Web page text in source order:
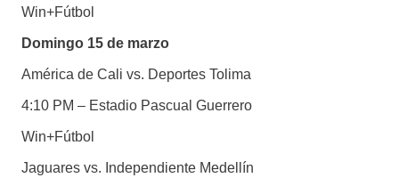
Win+Fútbol
Domingo 15 de marzo
América de Cali vs. Deportes Tolima
4:10 PM – Estadio Pascual Guerrero
Win+Fútbol
Jaguares vs. Independiente Medellín